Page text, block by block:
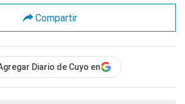
Compartir
Diario de Cuyo en